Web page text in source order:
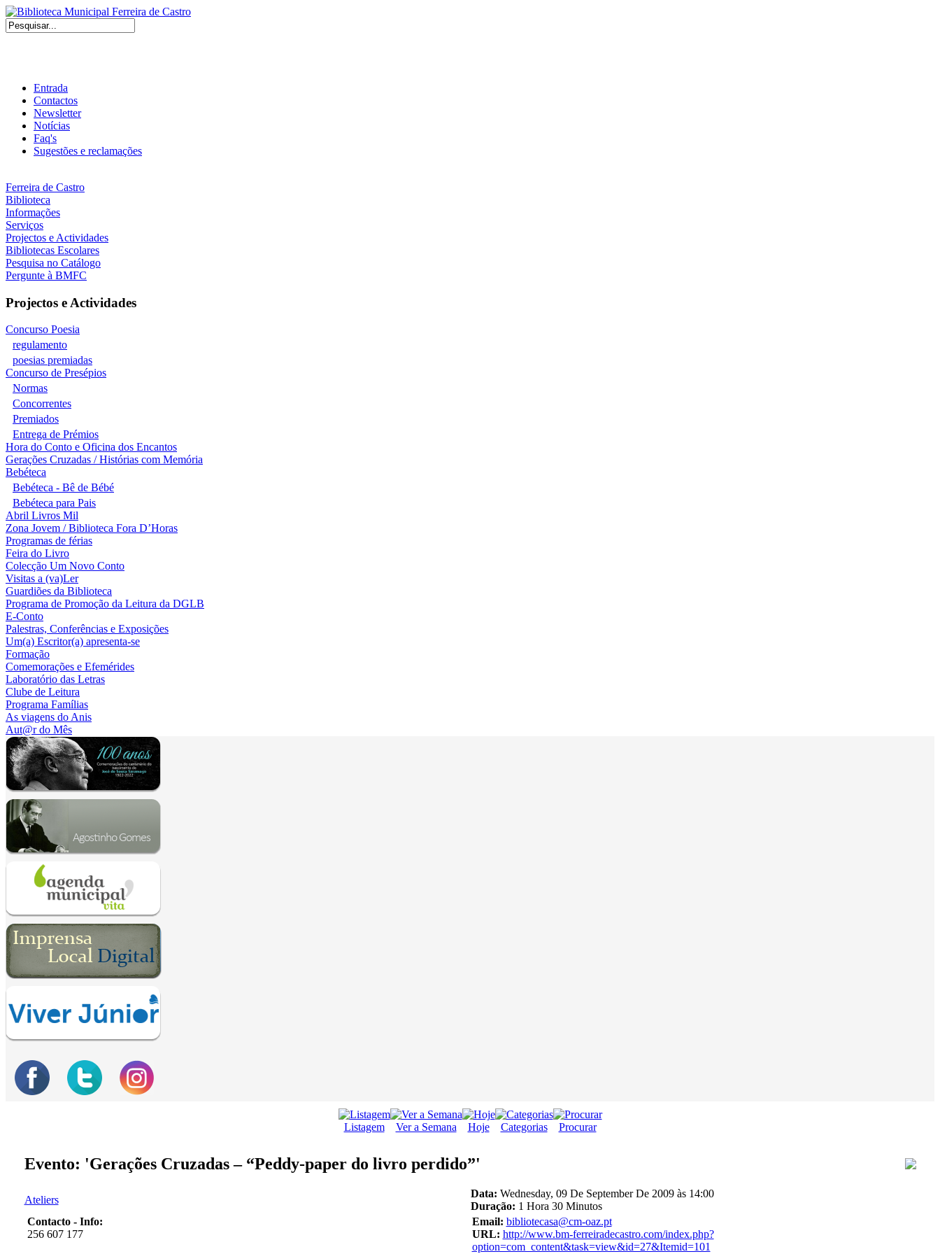
Entrada
Contactos
Newsletter
Notícias
Faq's
Sugestões e reclamações
Ferreira de Castro
Biblioteca
Informações
Serviços
Projectos e Actividades
Bibliotecas Escolares
Pesquisa no Catálogo
Pergunte à BMFC
Projectos e Actividades
Concurso Poesia
regulamento
poesias premiadas
Concurso de Presépios
Normas
Concorrentes
Premiados
Entrega de Prémios
Hora do Conto e Oficina dos Encantos
Gerações Cruzadas / Histórias com Memória
Bebéteca
Bebéteca - Bê de Bébé
Bebéteca para Pais
Abril Livros Mil
Zona Jovem / Biblioteca Fora D’Horas
Programas de férias
Feira do Livro
Colecção Um Novo Conto
Visitas a (va)Ler
Guardiões da Biblioteca
Programa de Promoção da Leitura da DGLB
E-Conto
Palestras, Conferências e Exposições
Um(a) Escritor(a) apresenta-se
Formação
Comemorações e Efemérides
Laboratório das Letras
Clube de Leitura
Programa Famílias
As viagens do Anis
Aut@r do Mês
Listagem Ver a Semana Hoje Categorias Procurar
Evento: 'Gerações Cruzadas – “Peddy-paper do livro perdido”'
Ateliers
Data: Wednesday, 09 De September De 2009 às 14:00
Duração: 1 Hora 30 Minutos
Contacto - Info:
256 607 177
Email: bibliotecasa@cm-oaz.pt
URL: http://www.bm-ferreiradecastro.com/index.php?
option=com_content&task=view&id=27&Itemid=101